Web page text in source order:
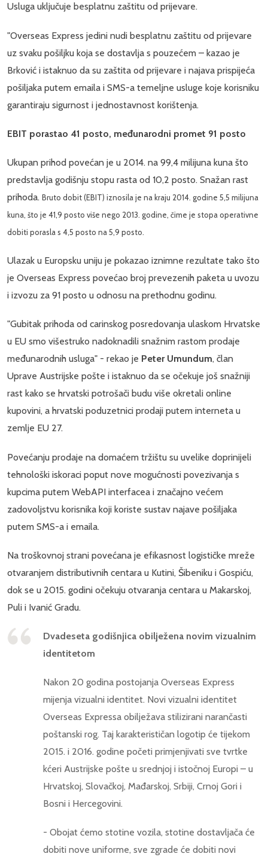
Usluga uključuje besplatnu zaštitu od prijevare.
"Overseas Express jedini nudi besplatnu zaštitu od prijevare
uz svaku pošiljku koja se dostavlja s pouzećem – kazao je
Brković i istaknuo da su zaštita od prijevare i najava prispijeća
pošiljaka putem emaila i SMS-a temeljne usluge koje korisniku
garantiraju sigurnost i jednostavnost korištenja.
EBIT porastao 41 posto, međunarodni promet 91 posto
Ukupan prihod povećan je u 2014. na 99,4 milijuna kuna što
predstavlja godišnju stopu rasta od 10,2 posto. Snažan rast
prihoda. Bruto dobit (EBIT) iznosila je na kraju 2014. godine 5,5 milijuna
kuna, što je 41,9 posto više nego 2013. godine, čime je stopa operativne
dobiti porasla s 4,5 posto na 5,9 posto.
Ulazak u Europsku uniju je pokazao iznimne rezultate tako što
je Overseas Express povećao broj prevezenih paketa u uvozu
i izvozu za 91 posto u odnosu na prethodnu godinu.
"Gubitak prihoda od carinskog posredovanja ulaskom Hrvatske
u EU smo višestruko nadoknadili snažnim rastom prodaje
međunarodnih usluga" - rekao je Peter Umundum, član
Uprave Austrijske pošte i istaknuo da se očekuje još snažniji
rast kako se hrvatski potrošači budu više okretali online
kupovini, a hrvatski poduzetnici prodaji putem interneta u
zemlje EU 27.
Povećanju prodaje na domaćem tržištu su uvelike doprinijeli
tehnološki iskoraci poput nove mogućnosti povezivanja s
kupcima putem WebAPI interfacea i značajno većem
zadovoljstvu korisnika koji koriste sustav najave pošiljaka
putem SMS-a i emaila.
Na troškovnoj strani povećana je efikasnost logističke mreže
otvaranjem distributivnih centara u Kutini, Šibeniku i Gospiću,
dok se u 2015. godini očekuju otvaranja centara u Makarskoj,
Puli i Ivanić Gradu.
Dvadeseta godišnjica obilježena novim vizualnim
identitetom
Nakon 20 godina postojanja Overseas Express
mijenja vizualni identitet. Novi vizualni identitet
Overseas Expressa obilježava stilizirani narančasti
poštanski rog. Taj karakterističan logotip će tijekom
2015. i 2016. godine početi primjenjivati sve tvrtke
kćeri Austrijske pošte u srednjoj i istočnoj Europi – u
Hrvatskoj, Slovačkoj, Mađarskoj, Srbiji, Crnoj Gori i
Bosni i Hercegovini.
- Obojat ćemo stotine vozila, stotine dostavljača će
dobiti nove uniforme, sve zgrade će dobiti novi